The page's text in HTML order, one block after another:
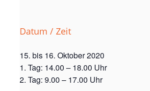
Datum / Zeit
15. bis 16. Oktober 2020
1. Tag: 14.00 – 18.00 Uhr
2. Tag: 9.00 – 17.00 Uhr